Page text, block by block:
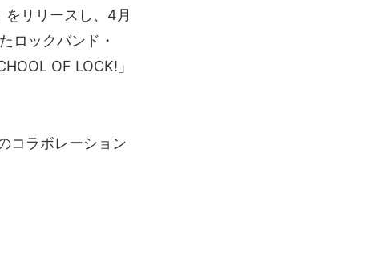
リリースし、4月
ロックバンド・
OF LOCK!」
コラボレーション